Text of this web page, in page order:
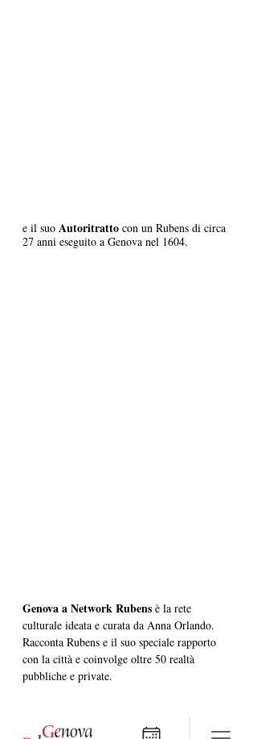
e il suo Autoritratto con un Rubens di circa
27 anni eseguito a Genova nel 1604.
Genova a Network Rubens è la rete
culturale ideata e curata da Anna Orlando.
Racconta Rubens e il suo speciale rapporto
con la città e coinvolge oltre 50 realtà
pubbliche e private.